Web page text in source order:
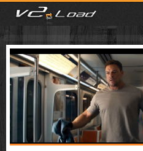
meist gesehen
neuste
kategorien